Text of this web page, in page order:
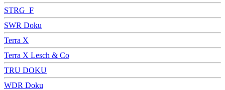
STRG_F
SWR Doku
Terra X
Terra X Lesch & Co
TRU DOKU
WDR Doku